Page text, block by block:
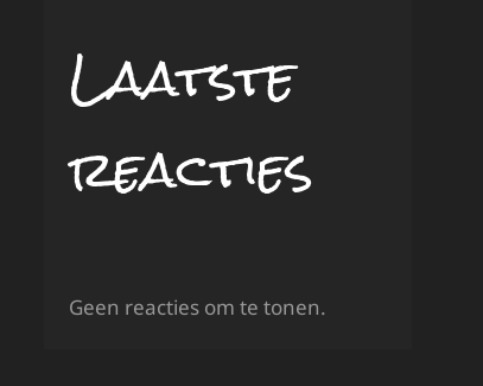
Laatste
reacties
Geen reacties om te tonen.